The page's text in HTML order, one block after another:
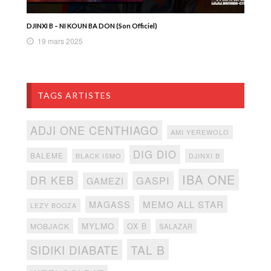
DJINXI B – NI KOUN BA DON (Son Officiel)
19 mars 2025
TAGS ARTISTES
ADJI ONE CENTHIAGO AMI YEREWOLO
BALEME BLACK ISMO DIG DIO DJINXI B
DR KEB GAMEZI GASPI IBA ONE
LEZY BOOZA MAGASS MEMO ALL STAR
MOBJACK MYLMO OX B SALAZAR
SIDIKI DIABATE TAL B